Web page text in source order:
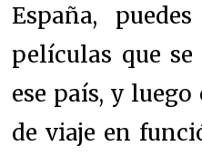
España,
películas que
ese país, y
de viaje en